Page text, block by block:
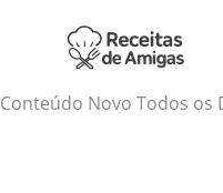
Conteúdo Novo Todos os